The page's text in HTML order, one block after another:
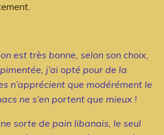
est très bonne, selon son choix,
j’ai opté pour de la
n’apprécient que modérément le
ne s’en portent que mieux !
sorte de pain libanais, le seul